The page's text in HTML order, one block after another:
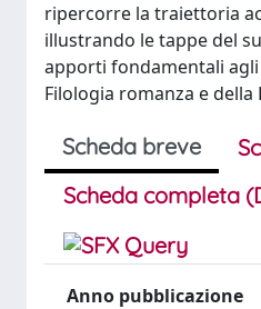
ripercorre la traiettoria
illustrando le tappe del
apporti fondamentali
Filologia romanza e
Scheda breve
Scheda completa
Anno pubblicazione